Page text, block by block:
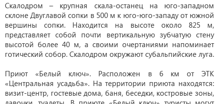
Скалодром – крупная скала-останец на юго-западном
склоне Двуглавой сопки в 500 м к юго-юго-западу от южной
вершины сопки. Находится на высоте около 825 м,
представляет собой почти вертикальную зубчатую стену
высотой более 40 м, а своими очертаниями напоминает
готический собор. Скалодром окружают субальпийские луга.
Приют «Белый ключ». Расположен в 6 км от ЭТК
«Центральная усадьба». На территории приюта находятся:
визит-центр, гостевые дома, баня, беседки, костровые зоны,